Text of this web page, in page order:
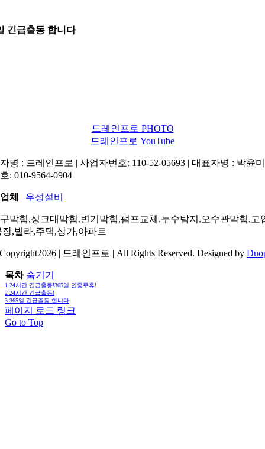
긴급출동 합니다
드레인프로 PHOTO
드레인프로 YouTube
명 : 드레인프로 | 사업자번호: 110-52-05693 | 대표자명 : 박윤
: 010-9564-0904
체 | 우성설비
막힘,싱크대막힘,변기막힘,펌프교체,누수탐지,오수관막힘,고
장,빌라,주택,상가,아파트
| 드레인프로 | All Rights Reserved. Designed by
목차 숨기기
1 24시간 긴급출동!365일 연중무휴!
2 24시간 긴급출동!
3 365일 긴급출동 합니다
페이지 로드 링크
Go to Top